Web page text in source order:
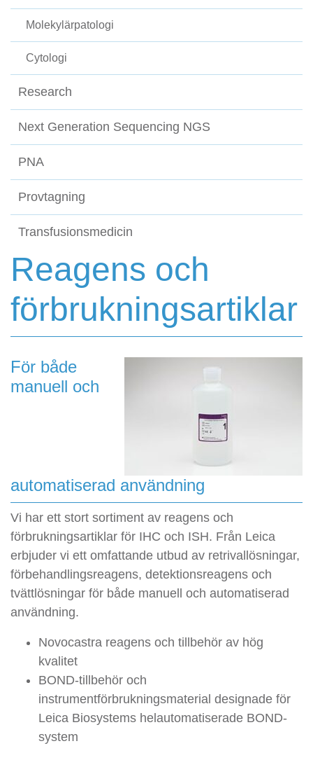
Molekylärpatologi
Cytologi
Research
Next Generation Sequencing NGS
PNA
Provtagning
Transfusionsmedicin
Reagens och
förbrukningsartiklar
För både
manuell och
automatiserad användning
Vi har ett stort sortiment av reagens och
förbrukningsartiklar för IHC och ISH. Från Leica
erbjuder vi ett omfattande utbud av retrivallösningar,
förbehandlingsreagens, detektionsreagens och
tvättlösningar för både manuell och automatiserad
användning.
Novocastra reagens och tillbehör av hög
kvalitet
BOND-tillbehör och
instrumentförbrukningsmaterial designade för
Leica Biosystems helautomatiserade BOND-
system